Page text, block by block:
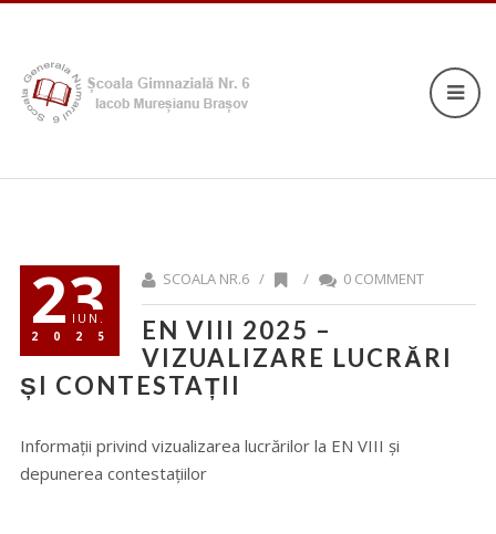
23
IUN.
2025
SCOALA NR.6 / / 0 COMMENT
EN VIII 2025 –
VIZUALIZARE LUCRĂRI
ȘI CONTESTAȚII
Informații privind vizualizarea lucrărilor la EN VIII și
depunerea contestațiilor